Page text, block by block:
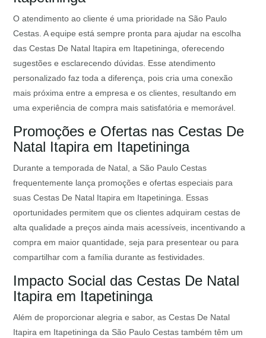
O atendimento ao cliente é uma prioridade na São Paulo
Cestas. A equipe está sempre pronta para ajudar na escolha
das Cestas De Natal Itapira em Itapetininga, oferecendo
sugestões e esclarecendo dúvidas. Esse atendimento
personalizado faz toda a diferença, pois cria uma conexão
mais próxima entre a empresa e os clientes, resultando em
uma experiência de compra mais satisfatória e memorável.
Promoções e Ofertas nas Cestas De
Natal Itapira em Itapetininga
Durante a temporada de Natal, a São Paulo Cestas
frequentemente lança promoções e ofertas especiais para
suas Cestas De Natal Itapira em Itapetininga. Essas
oportunidades permitem que os clientes adquiram cestas de
alta qualidade a preços ainda mais acessíveis, incentivando a
compra em maior quantidade, seja para presentear ou para
compartilhar com a família durante as festividades.
Impacto Social das Cestas De Natal
Itapira em Itapetininga
Além de proporcionar alegria e sabor, as Cestas De Natal
Itapira em Itapetininga da São Paulo Cestas também têm um